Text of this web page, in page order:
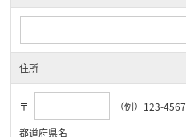
住所
〒
（例）123-4567
都道府県名